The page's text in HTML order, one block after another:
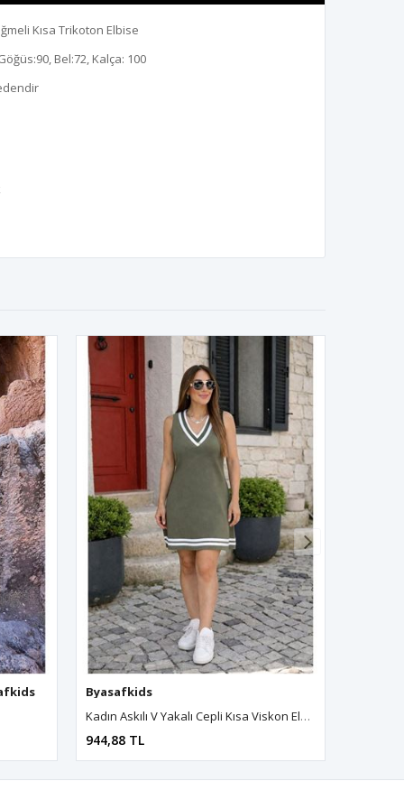
Kısa Trikoton Elbise
Bel:72, Kalça: 100
Byasafkids Byasafkids,
Byasafkids , Byasafkids
Byasafkids
Kadın Askılı V Yakalı Cepli Kısa Viskon Elbise
944,88 TL